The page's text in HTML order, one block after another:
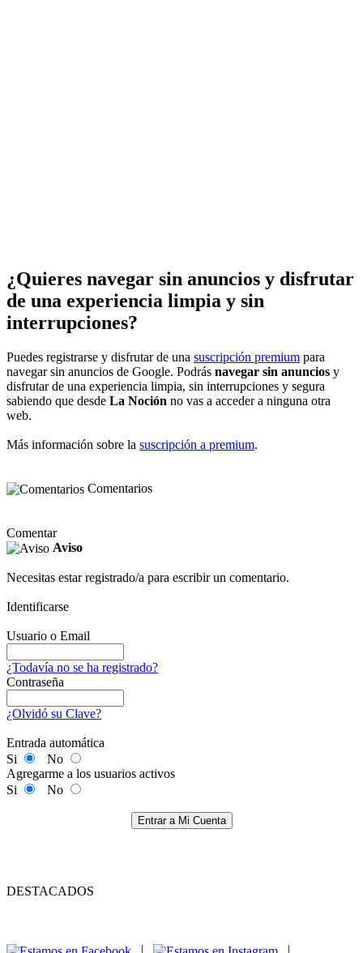
¿Quieres navegar sin anuncios y disfrutar
de una experiencia limpia y sin
interrupciones?
Puedes registrarse y disfrutar de una suscripción premium para
navegar sin anuncios de Google. Podrás navegar sin anuncios y
disfrutar de una experiencia limpia, sin interrupciones y segura
sabiendo que desde La Noción no vas a acceder a ninguna otra
web.
Más información sobre la suscripción a premium.
Comentarios
Comentar
Aviso
Necesitas estar registrado/a para escribir un comentario.
Identificarse
Usuario o Email
¿Todavía no se ha registrado?
Contraseña
¿Olvidó su Clave?
Entrada automática
Si
No
Agregarme a los usuarios activos
Si
No
Entrar a Mi Cuenta
DESTACADOS